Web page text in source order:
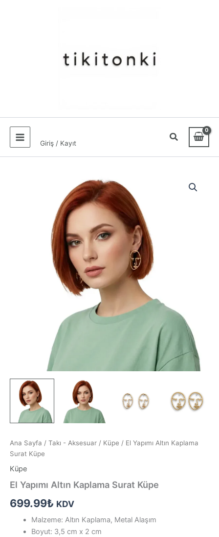
Giriş / Kayıt
Ana Sayfa / Takı - Aksesuar / Küpe / El Yapımı Altın Kaplama
Surat Küpe
Küpe
El Yapımı Altın Kaplama Surat Küpe
699.99₺ KDV
Malzeme: Altın Kaplama, Metal Alaşım
Boyut: 3,5 cm x 2 cm